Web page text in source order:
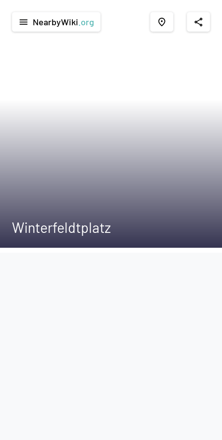
menu NearbyWiki .org place share
Winterfeldtplatz